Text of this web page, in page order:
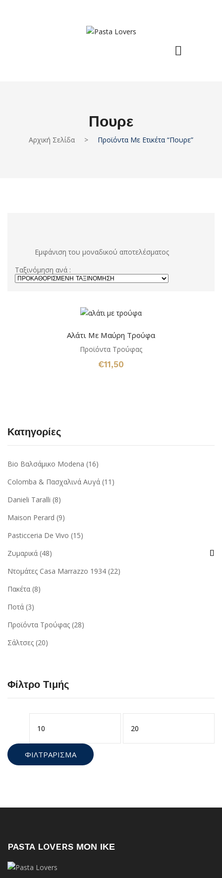
Πουρε
Αρχική Σελίδα > Προϊόντα Με Ετικέτα “πουρε”
Εμφάνιση του μοναδικού αποτελέσματος
Ταξινόμηση ανά :
Αλάτι Με Μαύρη Τρούφα
Προϊόντα Τρούφας
€11,50
Κατηγορίες
Bio Βαλσάμικο Modena (16)
Colomba & Πασχαλινά Αυγά (11)
Danieli Taralli (8)
Maison Perard (9)
Pasticceria De Vivo (15)
Ζυμαρικά (48)
Ντομάτες Casa Marrazzo 1934 (22)
Πακέτα (8)
Ποτά (3)
Προϊόντα Τρούφας (28)
Σάλτσες (20)
Φίλτρο Τιμής
ΦΙΛΤΡΆΡΙΣΜΑ
PASTA LOVERS ΜΟΝ ΙΚΕ